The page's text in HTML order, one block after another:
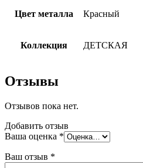
Цвет металла Красный
Коллекция ДЕТСКАЯ
Отзывы
Отзывов пока нет.
Добавить отзыв
Ваша оценка *
Ваш отзыв *